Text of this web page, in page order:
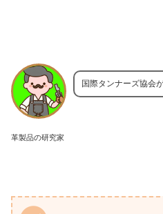
革製品の研究家
国際タンナーズ協会